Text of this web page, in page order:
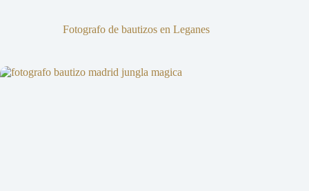
Fotografo de bautizos en Leganes